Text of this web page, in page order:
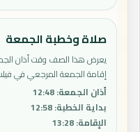
صلاة وخطبة الجمعة
يعرض هذا الصف وقت أذان
إقامة الجمعة المرجعي في
أذان الجمعة:
12:48
بداية الخطبة:
12:58
الإقامة:
13:28